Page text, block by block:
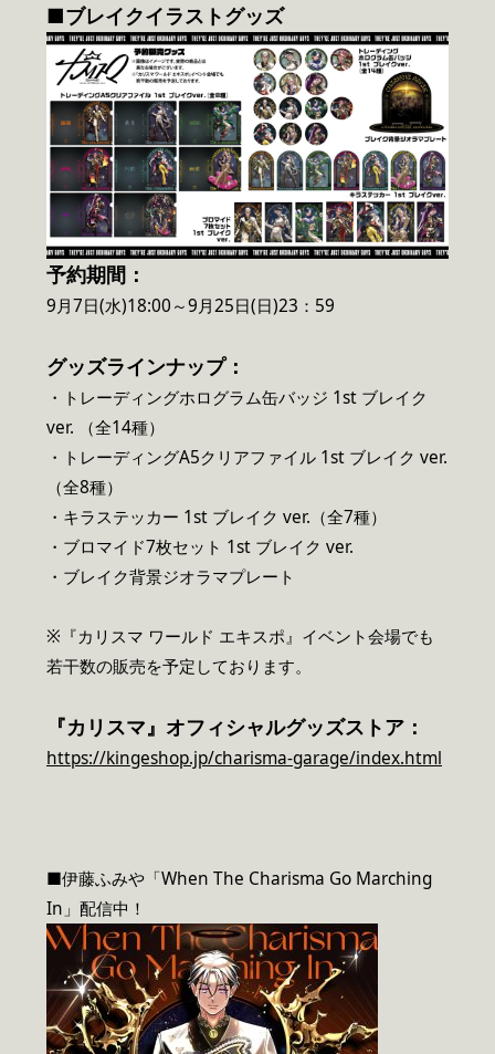
■ブレイクイラストグッズ
予約期間：
9月7日(水)18:00～9月25日(日)23：59
グッズラインナップ：
・トレーディングホログラム缶バッジ 1st ブレイク
ver. （全14種）
・トレーディングA5クリアファイル 1st ブレイク ver.
（全8種）
・キラステッカー 1st ブレイク ver.（全7種）
・ブロマイド7枚セット 1st ブレイク ver.
・ブレイク背景ジオラマプレート
※『カリスマ ワールド エキスポ』イベント会場でも
若干数の販売を予定しております。
『カリスマ』オフィシャルグッズストア：
https://kingeshop.jp/charisma-garage/index.html
■伊藤ふみや「When The Charisma Go Marching
In」配信中！